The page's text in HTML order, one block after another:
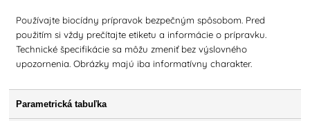
Používajte biocídny prípravok bezpečným spôsobom. Pred
použitím si vždy prečítajte etiketu a informácie o prípravku.
Technické špecifikácie sa môžu zmeniť bez výslovného
upozornenia. Obrázky majú iba informatívny charakter.
Parametrická tabuľka